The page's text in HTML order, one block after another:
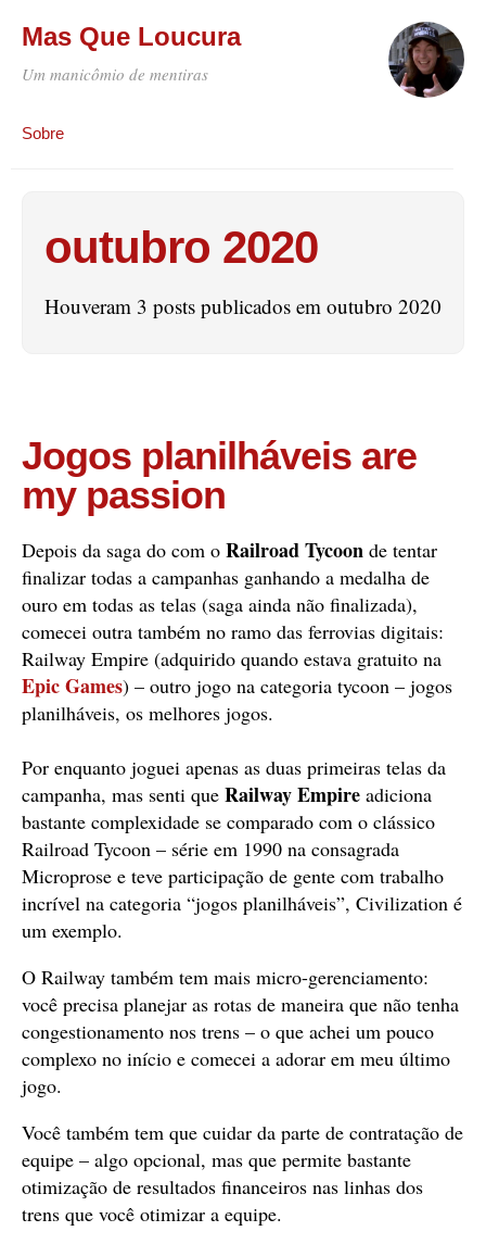
Mas Que Loucura
Um manicômio de mentiras
Sobre
outubro 2020
Houveram 3 posts publicados em outubro 2020
Jogos planilháveis are
my passion
Depois da saga do com o Railroad Tycoon de tentar
finalizar todas a campanhas ganhando a medalha de
ouro em todas as telas (saga ainda não finalizada),
comecei outra também no ramo das ferrovias digitais:
Railway Empire (adquirido quando estava gratuito na
Epic Games) – outro jogo na categoria tycoon – jogos
planilháveis, os melhores jogos.
Por enquanto joguei apenas as duas primeiras telas da
campanha, mas senti que Railway Empire adiciona
bastante complexidade se comparado com o clássico
Railroad Tycoon – série em 1990 na consagrada
Microprose e teve participação de gente com trabalho
incrível na categoria “jogos planilháveis”, Civilization é
um exemplo.
O Railway também tem mais micro-gerenciamento:
você precisa planejar as rotas de maneira que não tenha
congestionamento nos trens – o que achei um pouco
complexo no início e comecei a adorar em meu último
jogo.
Você também tem que cuidar da parte de contratação de
equipe – algo opcional, mas que permite bastante
otimização de resultados financeiros nas linhas dos
trens que você otimizar a equipe.